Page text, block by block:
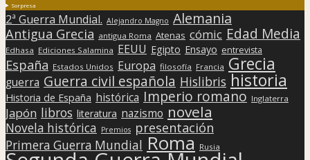
Sorpresa
2ª Guerra Mundial. Alejandro Magno Alemania
Antigua Grecia antigua Roma Atenas cómic Edad Media
Edhasa Ediciones Salamina EEUU Egipto Ensayo entrevista
España Estados Unidos Europa filosofía Francia Grecia
guerra Guerra civil española Hislibris historia
Historia de España histórica Imperio romano Inglaterra
Japón libros literatura nazismo novela
Novela histórica Premios presentación
Primera Guerra Mundial Roma Rusia